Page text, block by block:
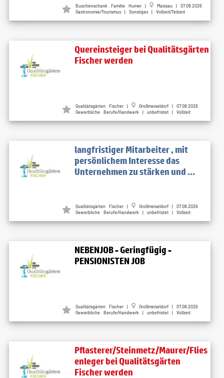
Buschenschank Familie Humer Maissau
| 07.08.2026
Gastronomie/Tourismus | Sonstiges | Vollzeit/Teilzeit
Quereinsteiger bei Qualitätsgärten
Fischer werden
Qualitätsgärten Fischer Großmeiseldorf
| 07.08.2026
Gewerbliche Berufe/Handwerk | unbefristet | Vollzeit
langfristiger Mitarbeiter , mit
persönlichem Interesse das
Unternehmen zu stärken und ...
Qualitätsgärten Fischer Großmeiseldorf
| 07.08.2026
Gewerbliche Berufe/Handwerk | unbefristet | Vollzeit
NEBENJOB - Geringfügig -
PENSIONISTEN JOB
Qualitätsgärten Fischer Großmeiseldorf
| 07.08.2026
Gewerbliche Berufe/Handwerk | unbefristet | Vollzeit
Pflasterer/Steinmetz/Maurer/Flies
enleger bei Qualitätsgärten
Fischer werden